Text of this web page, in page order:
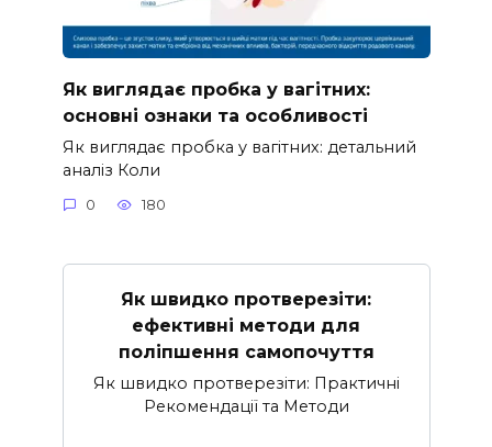
Як виглядає пробка у вагітних:
основні ознаки та особливості
Як виглядає пробка у вагітних: детальний
аналіз Коли
0 180
Як швидко протверезіти:
ефективні методи для
поліпшення самопочуття
Як швидко протверезіти: Практичні
Рекомендації та Методи